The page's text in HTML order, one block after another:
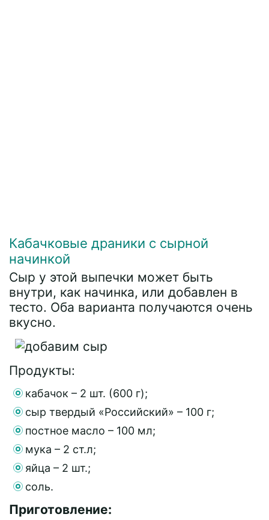
Кабачковые драники с сырной
начинкой
Сыр у этой выпечки может быть
внутри, как начинка, или добавлен в
тесто. Оба варианта получаются очень
вкусно.
Продукты:
кабачок – 2 шт. (600 г);
сыр твердый «Российский» – 100 г;
постное масло – 100 мл;
мука – 2 ст.л;
яйца – 2 шт.;
соль.
Приготовление: